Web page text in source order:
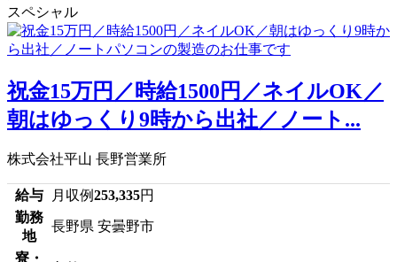
スペシャル
祝金15万円／時給1500円／ネイルOK／
朝はゆっくり9時から出社／ノート...
株式会社平山 長野営業所
給与 月収例253,335円
勤務
地
長野県 安曇野市
寮・